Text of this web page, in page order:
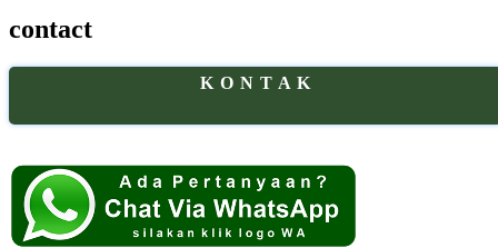
contact
K O N T A K